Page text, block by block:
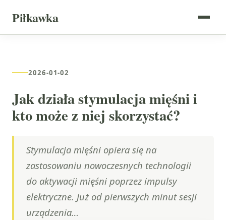
Piłkawka
2026-01-02
Jak działa stymulacja mięśni i
kto może z niej skorzystać?
Stymulacja mięśni opiera się na
zastosowaniu nowoczesnych technologii
do aktywacji mięśni poprzez impulsy
elektryczne. Już od pierwszych minut sesji
urządzenia…